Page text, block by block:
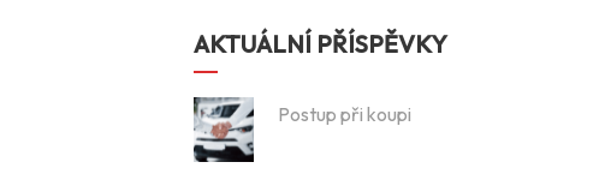
AKTUÁLNÍ PŘÍSPĚVKY
Postup při koupi